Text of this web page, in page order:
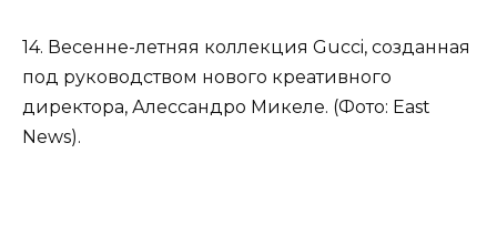
14. Весенне-летняя коллекция Gucci, созданная
под руководством нового креативного
директора, Алессандро Микеле. (Фото: East
News).